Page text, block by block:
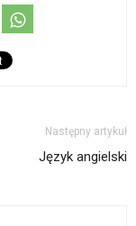
Następny artykuł
Język angielski